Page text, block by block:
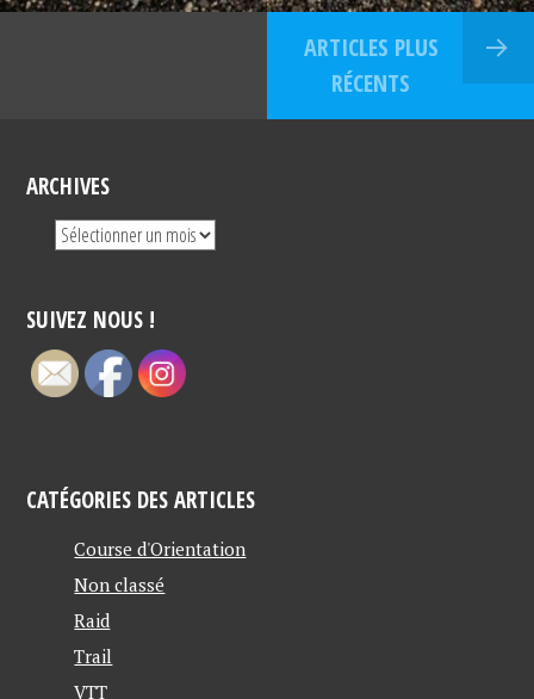
ARTICLES PLUS
RÉCENTS
ARCHIVES
SUIVEZ NOUS !
CATÉGORIES DES ARTICLES
Course d'Orientation
Non classé
Raid
Trail
VTT